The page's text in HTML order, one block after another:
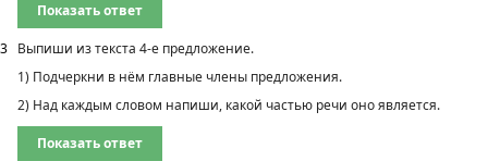
Показать ответ
3
Выпиши из текста 4-е предложение.
1) Подчеркни в нём главные члены предложения.
2) Над каждым словом напиши, какой частью речи оно является.
Показать ответ